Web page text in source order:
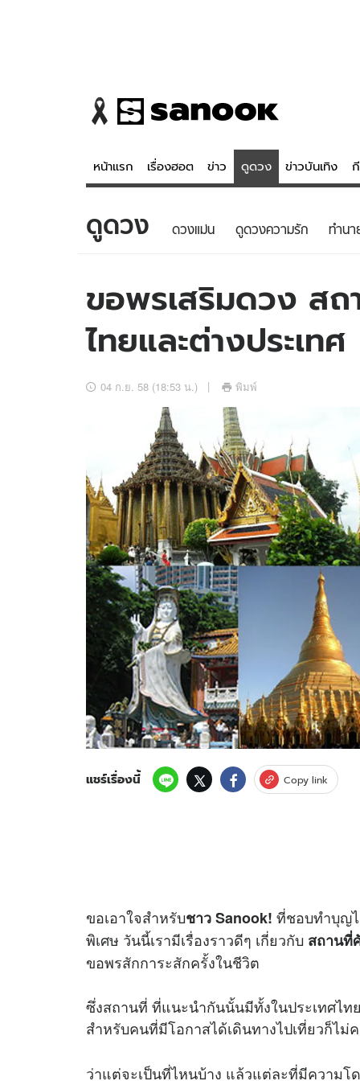
หน้าแรก เรื่องฮอต ข่าว ดูดวง ข่าวบันเทิง
ข่าว
ข่าวบันเทิง
ข่าวกีฬา
ข่าวเศรษฐกิจ
อัปเดตจีน
เช็กข่าวชัวร์
ดูดวง -
สถิติหวยไทย
หวยลาว
ดาวน์โหลดสนุกแอปฟรี ติดตามสนุกโซเ
สงวนลิขสิทธิ์ ©2569บริษัท อิมเมจ ฟิวเจอร์ (ประเทศไทย) จำกัด
ดูดวง ดวงแม่น ดูดวงความรัก ทํานา
ขอพรเสริมดวง ส
ไทยและต่างประเทศ
04 ก.ย. 58 (18:53 น.) พิมพ์
แชร์เรื่องนี้ Copy link
ขอเอาใจสำหรับชาว Sanook! ที่ชอบทำบุญ
พิเศษ วันนี้เรามีเรื่องราวดีๆ เกี่ยวกับ สถานที่
ขอพรสักการะสักครั้งในชีวิต
ซึ่งสถานที่ ที่แนะนำกันนั้นมีทั้งในประเทศไท
สำหรับคนที่มีโอกาสได้เดินทางไปเที่ยวก็ไ
ว่าแต่จะเป็นที่ไหนบ้าง แล้วแต่ละที่มีความโ